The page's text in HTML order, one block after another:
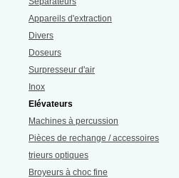
Appareils d'extraction
Divers
Doseurs
Surpresseur d'air
Inox
Elévateurs
Machines à percussion
Pièces de rechange / accessoires
trieurs optiques
Broyeurs à choc fine